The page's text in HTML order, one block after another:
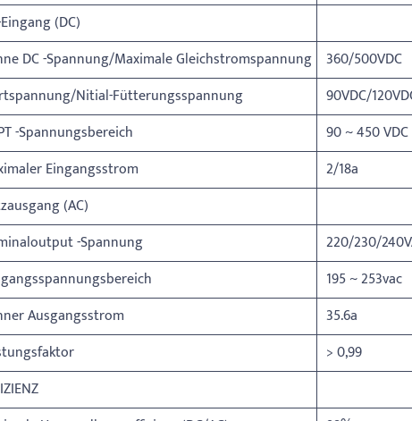
(DC)
DC -Spannung/Maximale Gleichstromspannung 360/500VDC
Nitial-Fütterungsspannung
90VDC/
-Spannungsbereich
90 ~ 450 VDC
Eingangsstrom
2/18a
(AC)
-Spannung
220/230/
195 ~ 253vac
Ausgangsstrom
35.6a
> 0,99